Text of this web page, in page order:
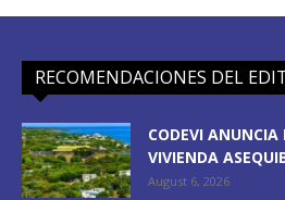
RECOMENDACIONES DEL
CODEVI ANUNCIA
VIVIENDA
August 6, 2026